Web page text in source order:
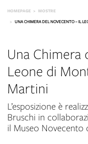
HOMEPAGE MOSTRE
UNA CHIMERA DEL NOVECENTO – IL
Una Chimera
Leone di
Martini
L’esposizione è
Bruschi in
il Museo Novecento